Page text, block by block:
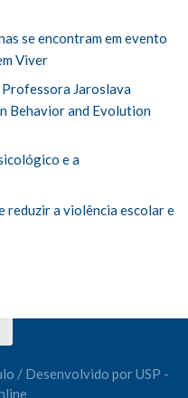
se encontram em evento
Viver
Jaroslava
Behavior and Evolution
e a
reduzir a violência escolar e
/ Desenvolvido por USP -